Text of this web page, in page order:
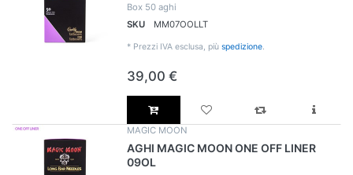
Box 50 aghi
SKU
MM07OOLLT
* Prezzi IVA esclusa, più spedizione.
39,00 €
MAGIC MOON
AGHI MAGIC MOON ONE OFF LINER
09OL